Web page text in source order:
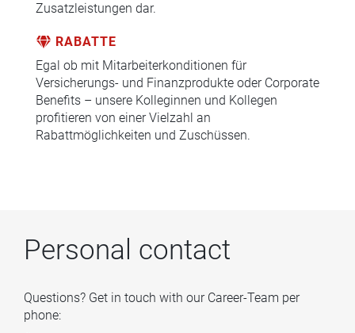
Zusatzleistungen dar.
RABATTE
Egal ob mit Mitarbeiterkonditionen für
Versicherungs- und Finanzprodukte oder Corporate
Benefits – unsere Kolleginnen und Kollegen
profitieren von einer Vielzahl an
Rabattmöglichkeiten und Zuschüssen.
Personal contact
Questions? Get in touch with our Career-Team per
phone: